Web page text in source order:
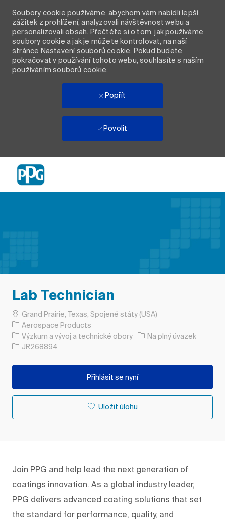
Soubory cookie používáme, abychom vám nabídli lepší
zážitek z prohlížení, analyzovali návštěvnost webu a
personalizovali obsah. Přečtěte si o tom, jak používáme
soubory cookie a jak je můžete kontrolovat, na naší
stránce Nastavení souborů cookie. Pokud budete
pokračovat v používání tohoto webu, souhlasíte s naším
používáním souborů cookie.
Popřít
Povolit
Lab Technician
Umístění
Grand Prairie, Texas, Spojené státy (USA)
Aerospace Products
Kategorie
Výzkum a vývoj a technické obory Typ úlohy
Na plný úvazek
ID úlohy
JR268894
Přihlásit se nyní
Uložit úlohu
Join PPG and help lead the next generation of
coatings innovation. As a global industry leader,
PPG delivers advanced coating solutions that set
the standard for performance, quality, and